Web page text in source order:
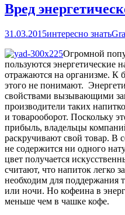
Вред
31.03.2015интересно знать
Огромной
пользуются энергетические
отражаются на организме.
этого не понимают.
свойствами вызывающими
производители таких
и товарооборот. Поскольку
прибыль, владельцы
раскручивают свой товар. В
не содержится ни одного
цвет получается
считают, что напиток легко
необходим для поддержания
или ночи. Но кофеина в
меньше чем в чашке кофе.